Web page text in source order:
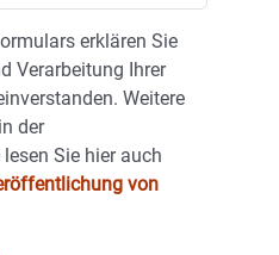
erklären Sie
Verarbeitung Ihrer
Weitere
der
lesen Sie hier auch
von